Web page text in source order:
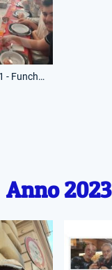
25 Dicembre 2021 - Funchal - Pranzo Natale con Vincenzo D'Amico
Anno 2023